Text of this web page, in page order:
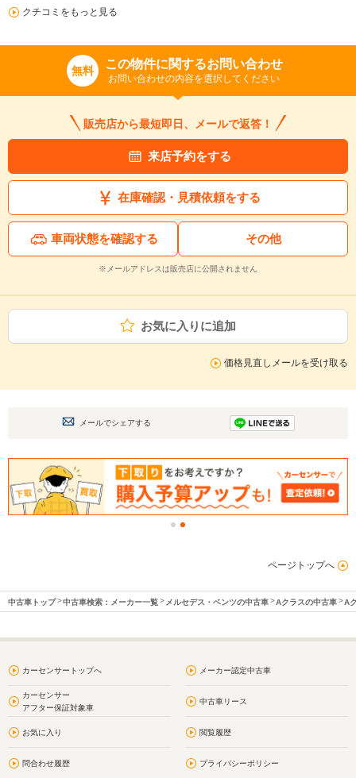
クチコミをもっと見る
無料 この物件に関するお問い合わせ
お問い合わせの内容を選択してください
販売店から最短即日、メールで返答！
来店予約をする
在庫確認・見積依頼をする
車両状態を確認する その他
※メールアドレスは販売店に公開されません
お気に入りに追加
価格見直しメールを受け取る
メールでシェアする
ページトップへ
中古車トップ 中古車検索：メーカー一覧 メルセデス・ベンツの中古車 Aクラスの中古車 A
カーセンサートップへ メーカー認定中古車
カーセンサー
アフター保証対象車
中古車リース
お気に入り 閲覧履歴
問合わせ履歴 プライバシーポリシー